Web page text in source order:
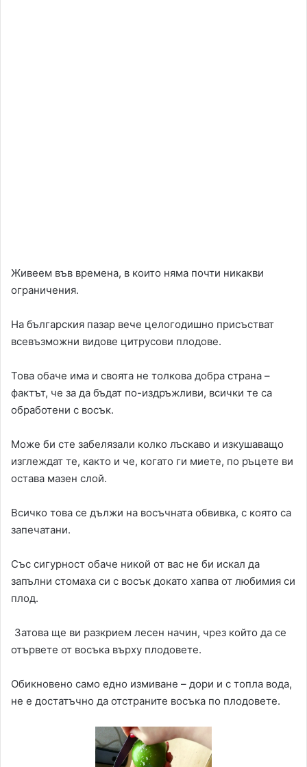
Живеем във времена, в които няма почти никакви
ограничения.
На българския пазар вече целогодишно присъстват
всевъзможни видове цитрусови плодове.
Това обаче има и своята не толкова добра страна –
фактът, че за да бъдат по-издръжливи, всички те са
обработени с восък.
Може би сте забелязали колко лъскаво и изкушаващо
изглеждат те, както и че, когато ги миете, по ръцете ви
остава мазен слой.
Всичко това се дължи на восъчната обвивка, с която са
запечатани.
Със сигурност обаче никой от вас не би искал да
запълни стомаха си с восък докато хапва от любимия си
плод.
Затова ще ви разкрием лесен начин, чрез който да се
отървете от восъка върху плодовете.
Обикновено само едно измиване – дори и с топла вода,
не е достатъчно да отстраните восъка по плодовете.